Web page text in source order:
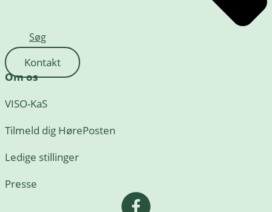
Søg
Kontakt
Om os
VISO-KaS
Tilmeld dig HørePosten
Ledige stillinger
Presse